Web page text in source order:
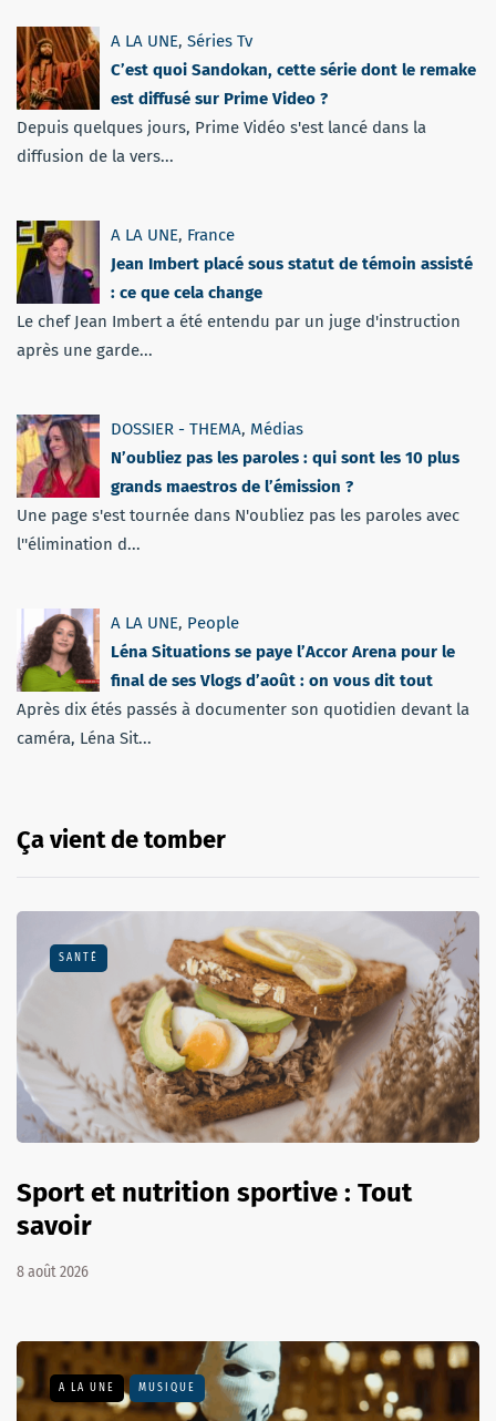
A LA UNE, Séries Tv
C’est quoi Sandokan, cette série dont le remake
est diffusé sur Prime Video ?
Depuis quelques jours, Prime Vidéo s'est lancé dans la
diffusion de la vers...
A LA UNE, France
Jean Imbert placé sous statut de témoin assisté
: ce que cela change
Le chef Jean Imbert a été entendu par un juge d'instruction
après une garde...
DOSSIER - THEMA, Médias
N’oubliez pas les paroles : qui sont les 10 plus
grands maestros de l’émission ?
Une page s'est tournée dans N'oubliez pas les paroles avec
l''élimination d...
A LA UNE, People
Léna Situations se paye l’Accor Arena pour le
final de ses Vlogs d’août : on vous dit tout
Après dix étés passés à documenter son quotidien devant la
caméra, Léna Sit...
Ça vient de tomber
SANTÉ
Sport et nutrition sportive : Tout
savoir
8 août 2026
A LA UNE MUSIQUE